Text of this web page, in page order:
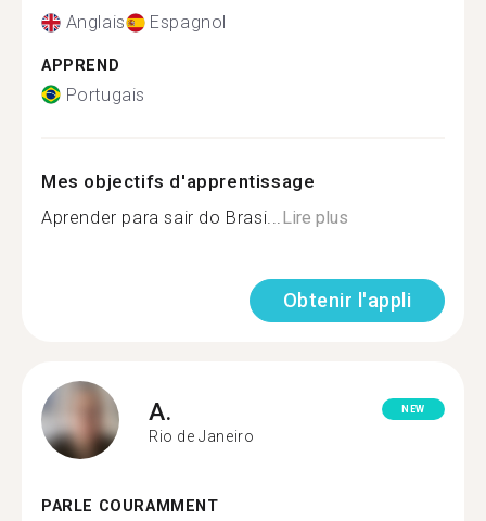
Anglais Espagnol
APPREND
Portugais
Mes objectifs d'apprentissage
Aprender para sair do Brasi... Lire plus
Obtenir l'appli
A.
Rio de Janeiro
NEW
PARLE COURAMMENT